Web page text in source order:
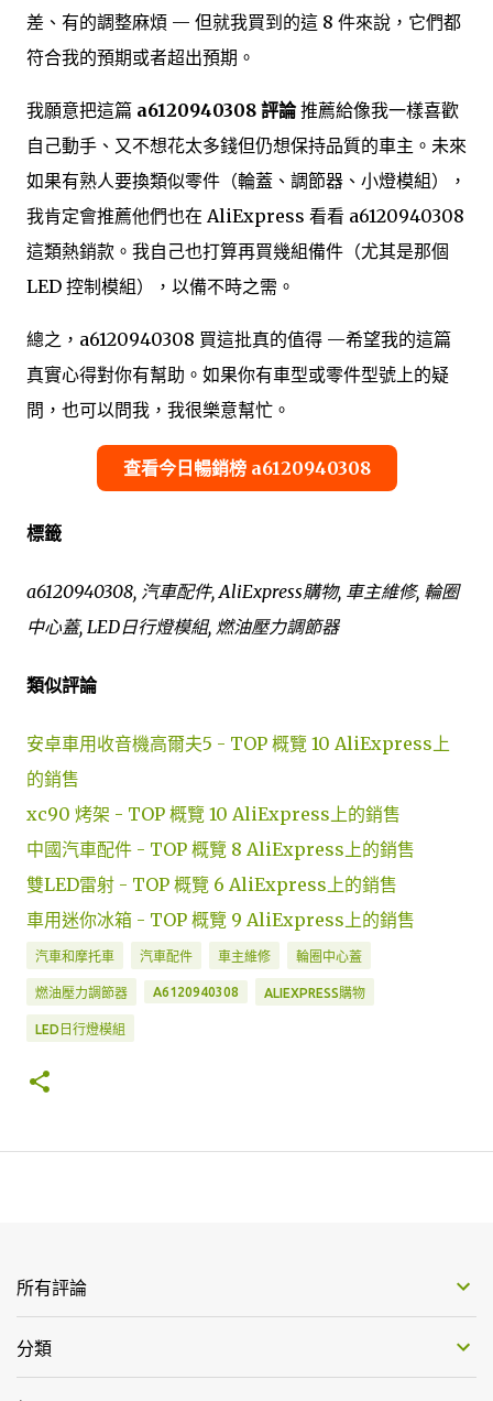
差、有的調整麻煩 — 但就我買到的這 8 件來說，它們都
符合我的預期或者超出預期。
我願意把這篇 a6120940308 評論推薦給像我一樣喜歡
自己動手、又不想花太多錢但仍想保持品質的車主。未來
如果有熟人要換類似零件（輪蓋、調節器、小燈模組），
我肯定會推薦他們也在 AliExpress 看看 a6120940308
這類熱銷款。我自己也打算再買幾組備件（尤其是那個
LED 控制模組），以備不時之需。
總之，a6120940308 買這批真的值得 —希望我的這篇
真實心得對你有幫助。如果你有車型或零件型號上的疑
問，也可以問我，我很樂意幫忙。
查看今日暢銷榜 a6120940308
標籤
a6120940308, 汽車配件, AliExpress購物, 車主維修, 輪圈
中心蓋, LED日行燈模組, 燃油壓力調節器
類似評論
安卓車用收音機高爾夫5 - TOP 概覽 10 AliExpress上
的銷售
xc90 烤架 - TOP 概覽 10 AliExpress上的銷售
中國汽車配件 - TOP 概覽 8 AliExpress上的銷售
雙LED雷射 - TOP 概覽 6 AliExpress上的銷售
車用迷你冰箱 - TOP 概覽 9 AliExpress上的銷售
汽車和摩托車 汽車配件 車主維修 輪圈中心蓋
燃油壓力調節器 A6120940308 ALIEXPRESS購物
LED日行燈模組
所有評論
分類